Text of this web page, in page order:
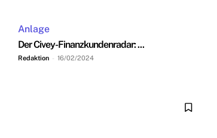
Anlage
Der Civey-Finanzkundenradar: ...
Redaktion - 16/02/2024